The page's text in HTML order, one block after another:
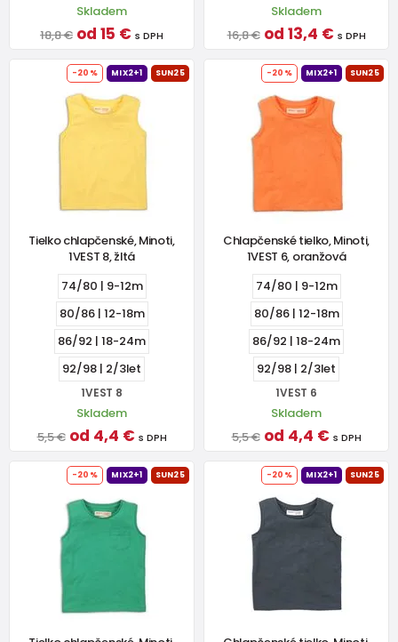
Skladem
18,8 € od 15 € s DPH
Skladem
16,8 € od 13,4 € s DPH
-20% MIX2+1 SUN25
Tielko chlapčenské, Minoti,
1VEST 8, žltá
74/80 | 9-12m
80/86 | 12-18m
86/92 | 18-24m
92/98 | 2/3let
1VEST 8
Skladem
5,5 € od 4,4 € s DPH
-20% MIX2+1 SUN25
Chlapčenské tielko, Minoti,
1VEST 6, oranžová
74/80 | 9-12m
80/86 | 12-18m
86/92 | 18-24m
92/98 | 2/3let
1VEST 6
Skladem
5,5 € od 4,4 € s DPH
-20% MIX2+1 SUN25 -20% MIX2+1 SUN25